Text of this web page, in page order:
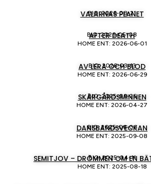
VALARNAS PLANET
BIO: 2026-08-21
AFTER DEATH
BIO: 2026-05-08
HOME ENT: 2026-06-01
AV LERA OCH BLOD
BIO: 2026-03-13
HOME ENT: 2026-06-29
SKÄRGÅRDSMINNEN
BIO: 2025-09-26
HOME ENT: 2026-04-27
DANSBANDSVECKAN
BIO: 2025-06-06
HOME ENT: 2025-09-08
SEMITJOV – DRÖMMEN OM EN
BIO: 2025-04-11
HOME ENT: 2025-08-18